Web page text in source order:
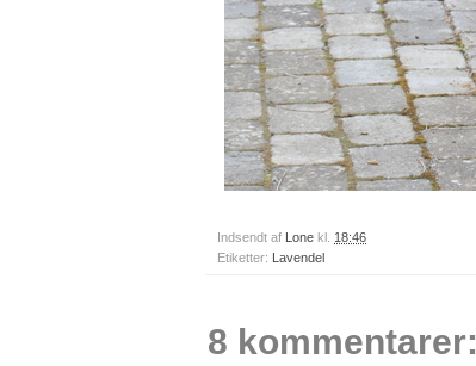
Indsendt af Lone kl. 18:46
Etiketter: Lavendel
8 kommentarer: